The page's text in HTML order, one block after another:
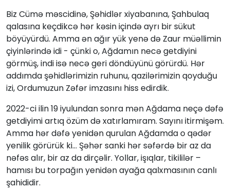
Biz Cümə məscidinə, Şəhidlər xiyabanına, Şahbulaq
qalasına keçdikcə hər kəsin içində ayrı bir sükut
böyüyürdü. Amma ən ağır yük yenə də Zaur müəllimin
çiyinlərində idi - çünki o, Ağdamın necə getdiyini
görmüş, indi isə necə geri döndüyünü görürdü. Hər
addımda şəhidlərimizin ruhunu, qazilərimizin qoyduğu
izi, Ordumuzun Zəfər imzasını hiss edirdik.
2022-ci ilin 19 iyulundan sonra mən Ağdama neçə dəfə
getdiyimi artıq özüm də xatırlamıram. Sayını itirmişəm.
Amma hər dəfə yenidən qurulan Ağdamda o qədər
yenilik görürük ki… Şəhər sanki hər səfərdə bir az da
nəfəs alır, bir az da dirçəlir. Yollar, işıqlar, tikililər –
hamısı bu torpağın yenidən ayağa qalxmasının canlı
şahididir.